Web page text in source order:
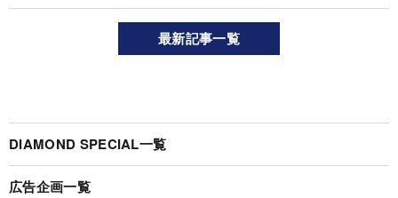
最新記事一覧
DIAMOND SPECIAL一覧
広告企画一覧